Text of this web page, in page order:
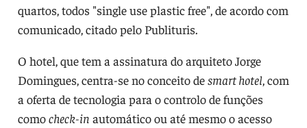
quartos, todos "single use plastic free", de acordo com
comunicado, citado pelo Publituris.
O hotel, que tem a assinatura do arquiteto Jorge
Domingues, centra-se no conceito desmart hotel, com
a oferta de tecnologia para o controlo de funções
comocheck-in automático ou até mesmo o acesso